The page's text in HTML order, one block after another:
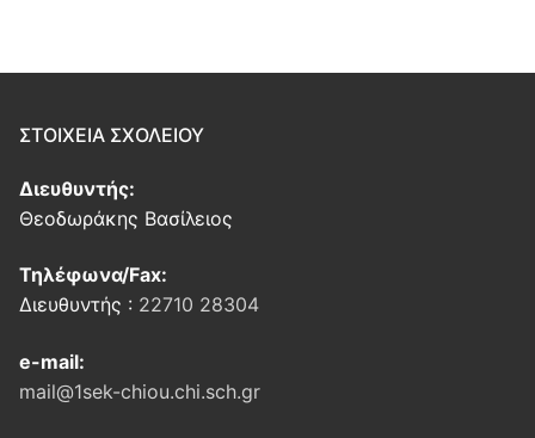
ΣΤΟΙΧΕΙΑ ΣΧΟΛΕΙΟΥ
Διευθυντής:
Θεοδωράκης Βασίλειος
Τηλέφωνα/Fax:
Διευθυντής : 22710 28304
e-mail:
mail@1sek-chiou.chi.sch.gr